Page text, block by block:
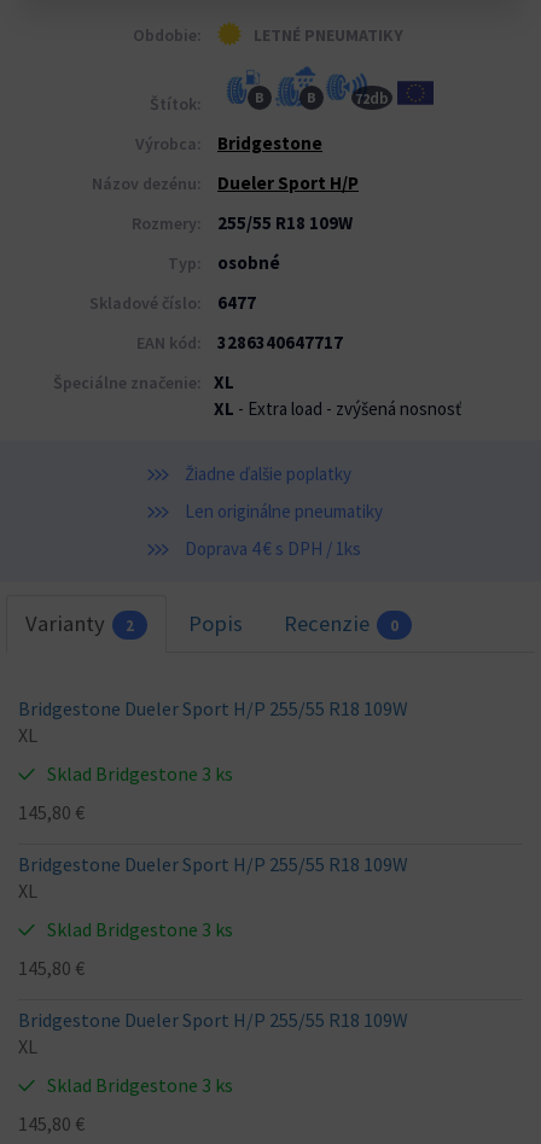
Obdobie: LETNÉ PNEUMATIKY
Štítok: B B 72db
Výrobca: Bridgestone
Názov dezénu: Dueler Sport H/P
Rozmery: 255/55 R18 109W
Typ: osobné
Skladové číslo: 6477
EAN kód: 3286340647717
Špeciálne značenie:
XL
XL - Extra load - zvýšená nosnosť
Žiadne ďalšie poplatky
Len originálne pneumatiky
Doprava 4 € s DPH / 1ks
Varianty 2 Popis Recenzie 0
Bridgestone Dueler Sport H/P 255/55 R18 109W
XL
Sklad Bridgestone 3 ks
145,80 €
Bridgestone Dueler Sport H/P 255/55 R18 109W
XL
Sklad Bridgestone 3 ks
145,80 €
Bridgestone Dueler Sport H/P 255/55 R18 109W
XL
Sklad Bridgestone 3 ks
145,80 €